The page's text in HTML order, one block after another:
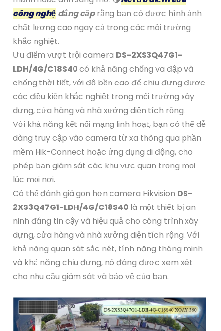
công nghệ đẳng cấprằng bạn có được hình ảnh
chất lượng cao ngay cả trong các môi trường
khắc nghiệt.
Ưu điểm vượt trội camera DS-2XS3Q47G1-
LDH/4G/C18S40có khả năng chống va đập và
chống thời tiết, với độ bền cao để chịu đựng được
các điều kiện khắc nghiệt trong môi trường xây
dựng, cửa hàng và nhà xưởng diện tích rộng.
Với khả năng kết nối mạng linh hoạt, bạn có thể dễ
dàng truy cập vào camera từ xa thông qua phần
mềm Hik-Connect hoặc ứng dụng di động, cho
phép bạn giám sát các khu vực quan trọng mọi
lúc mọi nơi.
Có thể đánh giá gọn hơn camera Hikvision DS-
2XS3Q47G1-LDH/4G/C18S40 là một thiết bị an
ninh đáng tin cậy và hiệu quả cho công trình xây
dựng, cửa hàng và nhà xưởng diện tích rộng. Với
khả năng quan sát sắc nét, tính năng thông minh
và khả năng chịu đựng, nó đáng được xem xét
cho nhu cầu giám sát và bảo vệ của bạn.